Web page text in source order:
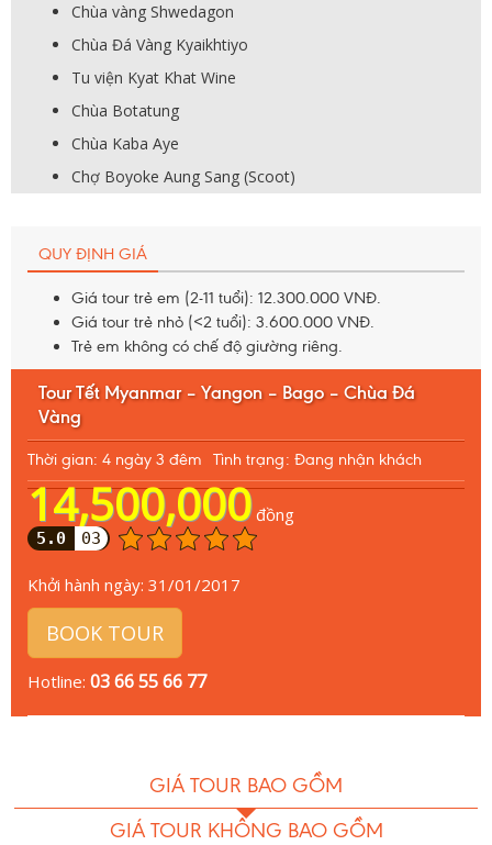
Chùa vàng Shwedagon
Chùa Đá Vàng Kyaikhtiyo
Tu viện Kyat Khat Wine
Chùa Botatung
Chùa Kaba Aye
Chợ Boyoke Aung Sang (Scoot)
QUY ĐỊNH GIÁ
Giá tour trẻ em (2-11 tuổi): 12.300.000 VNĐ.
Giá tour trẻ nhỏ (<2 tuổi): 3.600.000 VNĐ.
Trẻ em không có chế độ giường riêng.
Tour Tết Myanmar – Yangon – Bago – Chùa Đá
Vàng
Thời gian: 4 ngày 3 đêm Tình trạng: Đang nhận khách
14,500,000đồng
5.0 03
Khởi hành ngày: 31/01/2017
BOOK TOUR
Hotline: 03 66 55 66 77
GIÁ TOUR BAO GỒM
GIÁ TOUR KHÔNG BAO GỒM